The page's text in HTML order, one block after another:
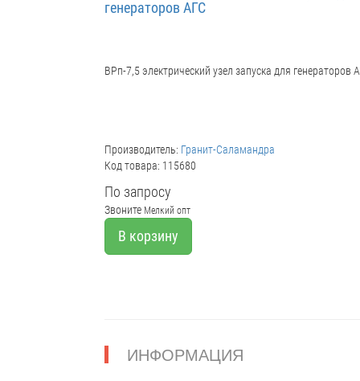
генераторов АГС
ВРп-7,5 электрический узел запуска для генераторов
Производитель: Гранит-Саламандра
Код товара: 115680
По запросу
Звоните Мелкий опт
В корзину
ИНФОРМАЦИЯ